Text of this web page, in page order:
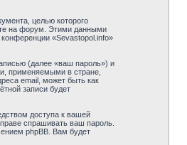
целью которого
на форум. Этими данными
«Sevastopol.info»
(далее «ваш пароль») и
применяемыми в стране,
email, может быть как
записи будет
доступа к вашей
спрашивать ваш пароль.
phpBB. Вам будет